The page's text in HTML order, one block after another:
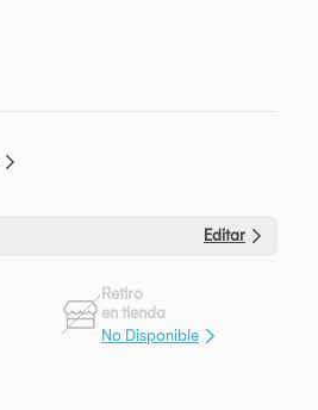
Editar
Retiro
en tienda
No Disponible